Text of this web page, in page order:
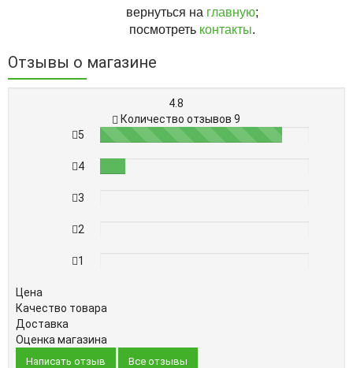
вернуться на главную;
посмотреть контакты.
Отзывы о магазине
4.8
Количество отзывов 9
5
87%
4
3
2
1
Цена
Качество товара
Доставка
Оценка магазина
Написать отзыв Все отзывы